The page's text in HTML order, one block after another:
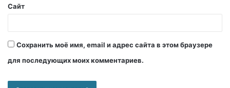
Сайт
Сохранить моё имя, email и адрес сайта в этом браузере
для последующих моих комментариев.